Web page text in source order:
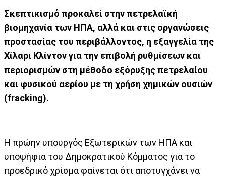
Σκεπτικισμό προκαλεί στην πετρελαϊκή
βιομηχανία των ΗΠΑ, αλλά και στις οργανώσεις
προστασίας του περιβάλλοντος, η εξαγγελία της
Χίλαρι Κλίντον για την επιβολή ρυθμίσεων και
περιορισμών στη μέθοδο εξόρυξης πετρελαίου
και φυσικού αερίου με τη χρήση χημικών ουσιών
(fracking).
Η πρώην υπουργός Εξωτερικών των ΗΠΑ και
υποψήφια του Δημοκρατικού Κόμματος για το
προεδρικό χρίσμα φαίνεται ότι αποτυγχάνει να